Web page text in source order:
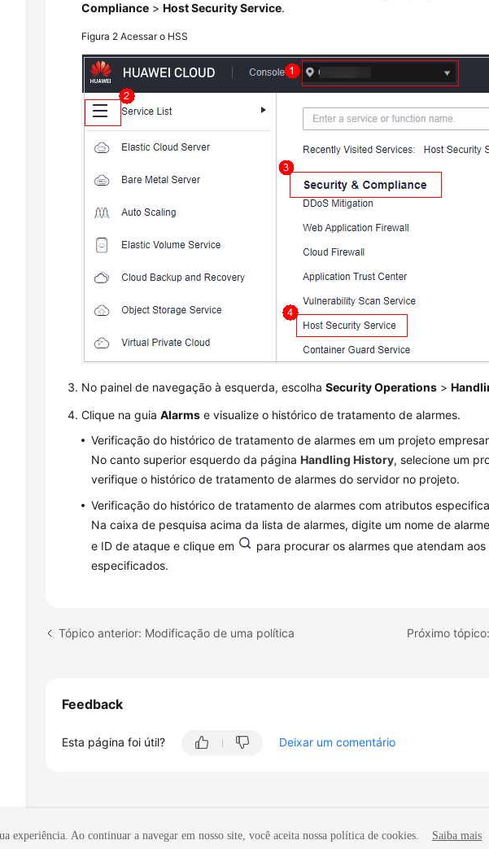
Compliance >Host Security Service.
Figura 2Acessar o HSS
No painel de navegação à esquerda, escolhaSecurity Operations >
Clique na guiaAlarms e visualize o histórico de tratamento de alarmes.
Verificação do histórico de tratamento de alarmes em um projeto
No canto superior esquerdo da páginaHandling History, selecione um
verifique o histórico de tratamento de alarmes do servidor no projeto.
Verificação do histórico de tratamento de alarmes com atributos
Na caixa de pesquisa acima da lista de alarmes, digite um nome de
e ID de ataque e clique em
para procurar os alarmes que atendam
especificados.
Tópico anterior: Modificação de uma política Próximo
Feedback
Esta página foi útil? Deixar um comentário
experiência. Ao continuar a navegar em nosso site, você aceita nossa política de cookies. Saiba mais